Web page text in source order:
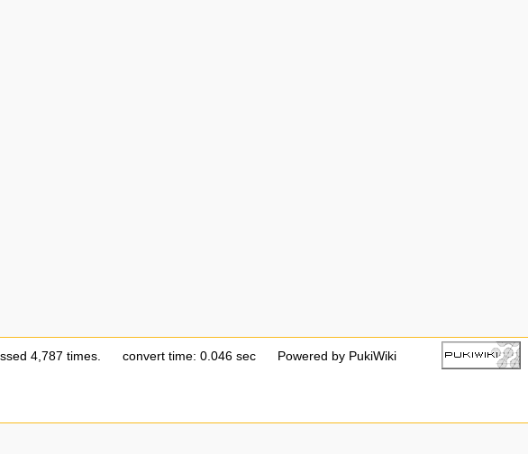
4,787 times. convert time: 0.046 sec
Powered by PukiWiki